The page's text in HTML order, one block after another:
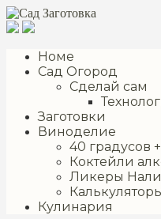
Перейти
к
Номе
Сад Огород
Сделай сам
Заготовки
Виноделие
40 градусов +
Коктейли
Ликеры
Кулинария